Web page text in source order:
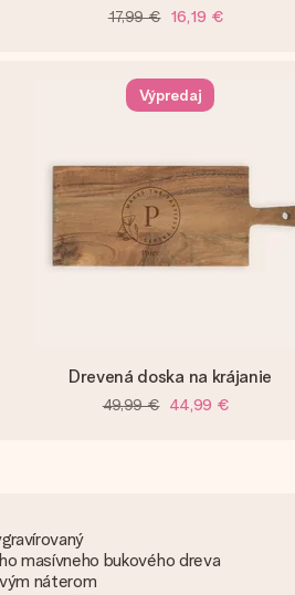
17,99 € 16,19 €
Výpredaj
Drevená doska na krájanie
49,99 € 44,99 €
masívneho bukového dreva
náterom